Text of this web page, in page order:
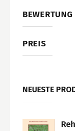
BEWERTUNG
PREIS
NEUESTE